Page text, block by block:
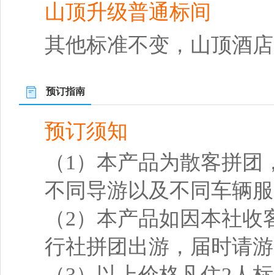
山顶升级普通标间
其他标准不变，山顶酒
预订指南
预订须知
（1）本产品为散客拼
不同导游以及不同车辆
（2）本产品如因本社
行社拼团出游，届时请